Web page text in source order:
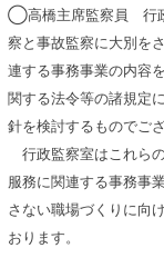
◯高橋主席監察員 行政
察と事故監察に大別を
連する事務事業の内容
関する法令等の諸規定
針を検討するものでござ
行政監察室はこれら
服務に関連する事務事
さない職場づくりに向
おります。